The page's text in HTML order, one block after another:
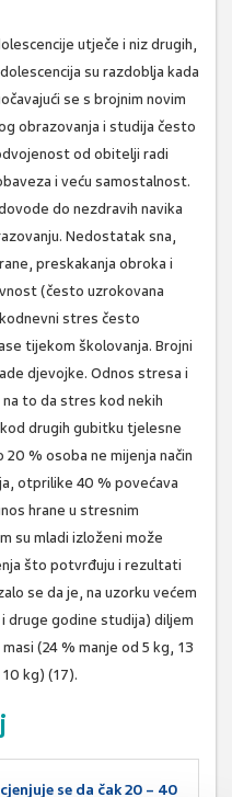
utječe i niz drugih,
su razdoblja kada
se s brojnim novim
obrazovanja i studija često
od obitelji radi
i veću samostalnost.
do nezdravih navika
Nedostatak sna,
preskakanja obroka i
(često uzrokovana
stres često
tijekom školovanja. Brojni
djevojke. Odnos stresa i
to da stres kod nekih
drugih gubitku tjelesne
% osoba ne mijenja način
otprilike 40 % povećava
hrane u stresnim
su mladi izloženi može
što potvrđuju i rezultati
se da je, na uzorku većem
druge godine studija) diljem
(24 % manje od 5 kg, 13
kg) (17).
se da čak 20 – 40